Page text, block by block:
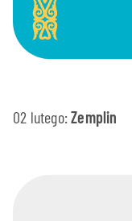
02 lutego:Zemplin